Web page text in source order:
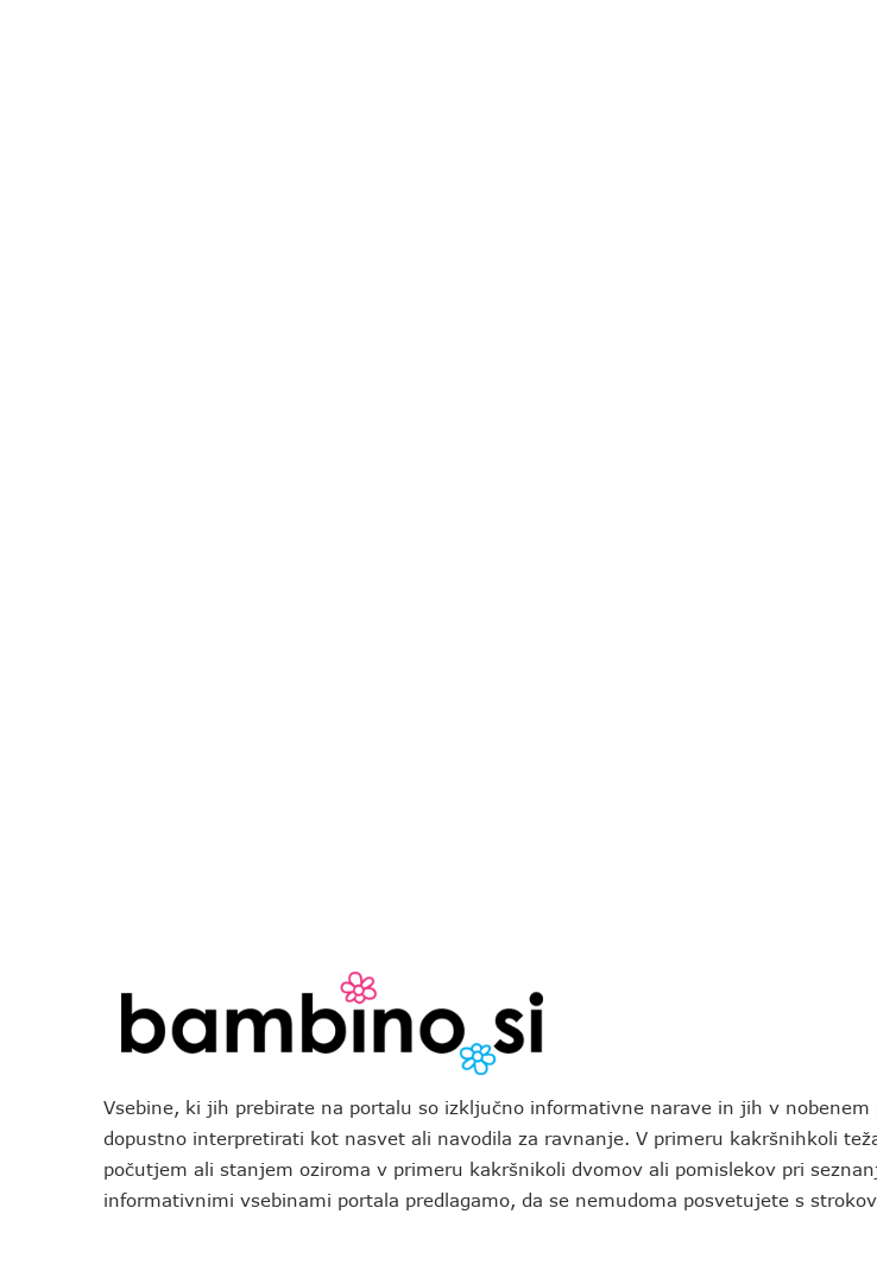
Vsebine, ki jih prebirate na portalu so izključno informativne narave in jih v nobenem
dopustno interpretirati kot nasvet ali navodila za ravnanje. V primeru kakršnihkoli
počutjem ali stanjem oziroma v primeru kakršnikoli dvomov ali pomislekov pri
informativnimi vsebinami portala predlagamo, da se nemudoma posvetujete s